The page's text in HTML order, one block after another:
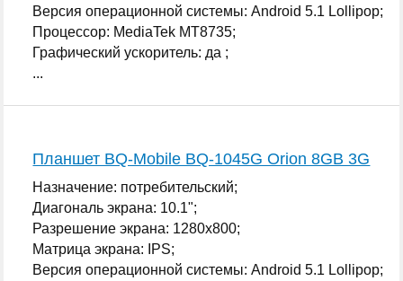
Версия операционной системы: Android 5.1 Lollipop;
Процессор: MediaTek MT8735;
Графический ускоритель: да ;
...
Планшет BQ-Mobile BQ-1045G Orion 8GB 3G
Назначение: потребительский;
Диагональ экрана: 10.1";
Разрешение экрана: 1280x800;
Матрица экрана: IPS;
Версия операционной системы: Android 5.1 Lollipop;